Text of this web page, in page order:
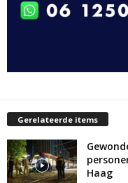
Gerelateerde items
Haag